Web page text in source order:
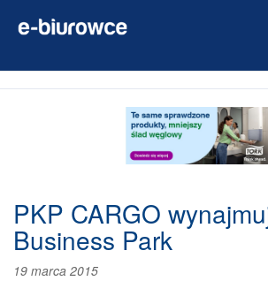
PKP CARGO
Business Park
19 marca 2015